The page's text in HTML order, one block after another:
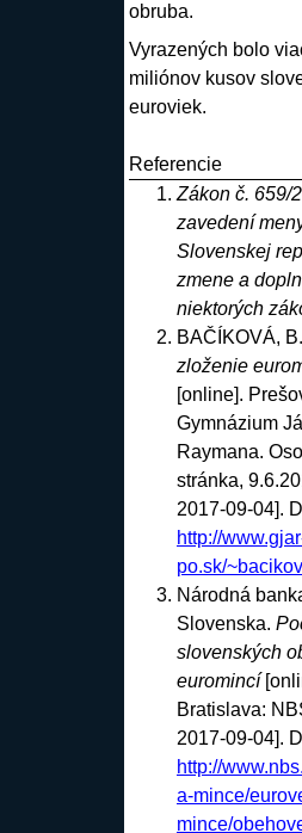
obruba.
Vyrazených bolo
miliónov kusov
euroviek.
Referencie
Zákon č. 659/
zavedení
Slovenskej
zmene a
niektorých
BAČÍKOVÁ, B.
zloženie
[online].
Gymnázium
Raymana.
stránka,
2017-09-04].
http://
po.sk/
Národná
Slovenska.
slovenských
euromincí
Bratislava:
2017-09-04].
http://
a-mince/
mince/